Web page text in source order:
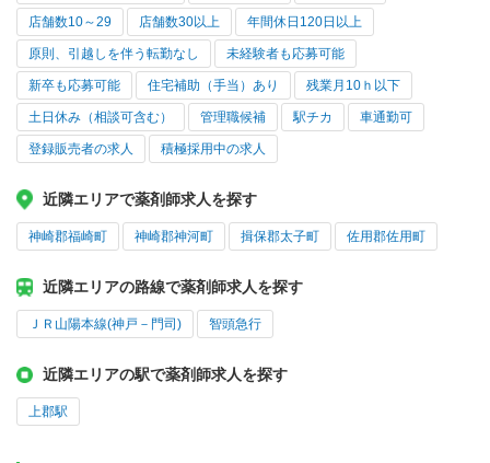
店舗数10～29 店舗数30以上 年間休日120日以上
原則、引越しを伴う転勤なし 未経験者も応募可能
新卒も応募可能 住宅補助（手当）あり 残業月10ｈ以下
土日休み（相談可含む） 管理職候補 駅チカ 車通勤可
登録販売者の求人 積極採用中の求人
近隣エリアで薬剤師求人を探す
神崎郡福崎町 神崎郡神河町 揖保郡太子町 佐用郡佐用町
近隣エリアの路線で薬剤師求人を探す
ＪＲ山陽本線(神戸－門司) 智頭急行
近隣エリアの駅で薬剤師求人を探す
上郡駅